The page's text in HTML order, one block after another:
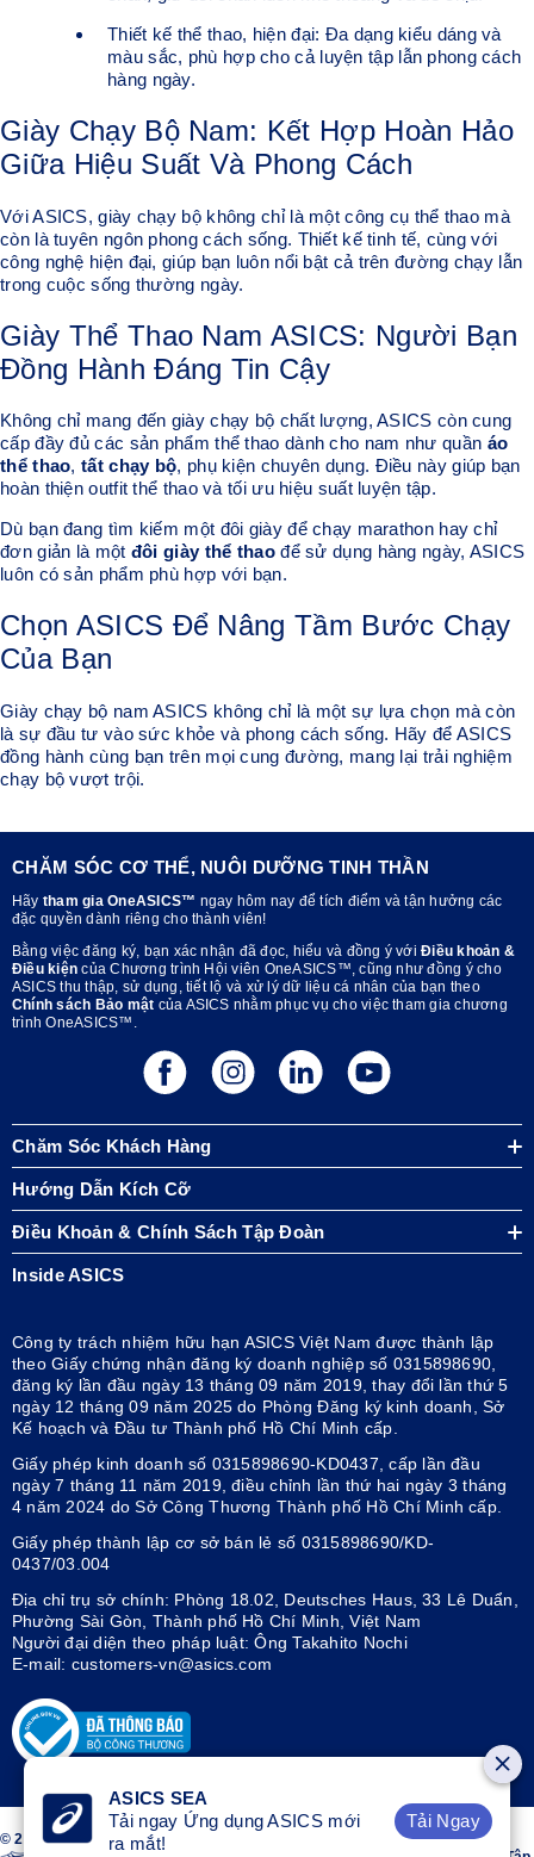
Thiết kế thể thao, hiện đại: Đa dạng kiểu dáng và
màu sắc, phù hợp cho cả luyện tập lẫn phong cách
hàng ngày.
Giày Chạy Bộ Nam: Kết Hợp Hoàn Hảo
Giữa Hiệu Suất Và Phong Cách
Với ASICS, giày chạy bộ không chỉ là một công cụ thể thao mà
còn là tuyên ngôn phong cách sống. Thiết kế tinh tế, cùng với
công nghệ hiện đại, giúp bạn luôn nổi bật cả trên đường chạy lẫn
trong cuộc sống thường ngày.
Giày Thể Thao Nam ASICS: Người Bạn
Đồng Hành Đáng Tin Cậy
Không chỉ mang đến giày chạy bộ chất lượng, ASICS còn cung
cấp đầy đủ các sản phẩm thể thao dành cho nam như quần áo
thể thao,tất chạy bộ, phụ kiện chuyên dụng. Điều này giúp bạn
hoàn thiện outfit thể thao và tối ưu hiệu suất luyện tập.
Dù bạn đang tìm kiếm một đôi giày để chạy marathon hay chỉ
đơn giản là một đôi giày thể thaođể sử dụng hàng ngày, ASICS
luôn có sản phẩm phù hợp với bạn.
Chọn ASICS Để Nâng Tầm Bước Chạy
Của Bạn
Giày chạy bộ nam ASICS không chỉ là một sự lựa chọn mà còn
là sự đầu tư vào sức khỏe và phong cách sống. Hãy để ASICS
đồng hành cùng bạn trên mọi cung đường, mang lại trải nghiệm
chạy bộ vượt trội.
CHĂM SÓC CƠ THỂ, NUÔI DƯỠNG TINH THẦN
Hãy tham gia OneASICS™ ngay hôm nay để tích điểm và tận hưởng các
đặc quyền dành riêng cho thành viên!
Bằng việc đăng ký, bạn xác nhận đã đọc, hiểu và đồng ý với Điều khoản &
Điều kiện của Chương trình Hội viên OneASICS™, cũng như đồng ý cho
ASICS thu thập, sử dụng, tiết lộ và xử lý dữ liệu cá nhân của bạn theo
Chính sách Bảo mật của ASICS nhằm phục vụ cho việc tham gia chương
trình OneASICS™.
Chăm Sóc Khách Hàng
Hướng Dẫn Kích Cỡ
Điều Khoản & Chính Sách Tập Đoàn
Inside ASICS
Công ty trách nhiệm hữu hạn ASICS Việt Nam được thành lập
theo Giấy chứng nhận đăng ký doanh nghiệp số 0315898690,
đăng ký lần đầu ngày 13 tháng 09 năm 2019, thay đổi lần thứ 5
ngày 12 tháng 09 năm 2025 do Phòng Đăng ký kinh doanh, Sở
Kế hoạch và Đầu tư Thành phố Hồ Chí Minh cấp.
Giấy phép kinh doanh số 0315898690-KD0437, cấp lần đầu
ngày 7 tháng 11 năm 2019, điều chỉnh lần thứ hai ngày 3 tháng
4 năm 2024 do Sở Công Thương Thành phố Hồ Chí Minh cấp.
Giấy phép thành lập cơ sở bán lẻ số 0315898690/KD-
0437/03.004
Địa chỉ trụ sở chính: Phòng 18.02, Deutsches Haus, 33 Lê Duẩn,
Phường Sài Gòn, Thành phố Hồ Chí Minh, Việt Nam
Người đại diện theo pháp luật: Ông Takahito Nochi
E-mail: customers-vn@asics.com
© 2026 ASICS Vietnam LLC. All Rights Reserved.
ASICS SEA
Tải ngay Ứng dụng ASICS mới
ra mắt!
Tải Ngay